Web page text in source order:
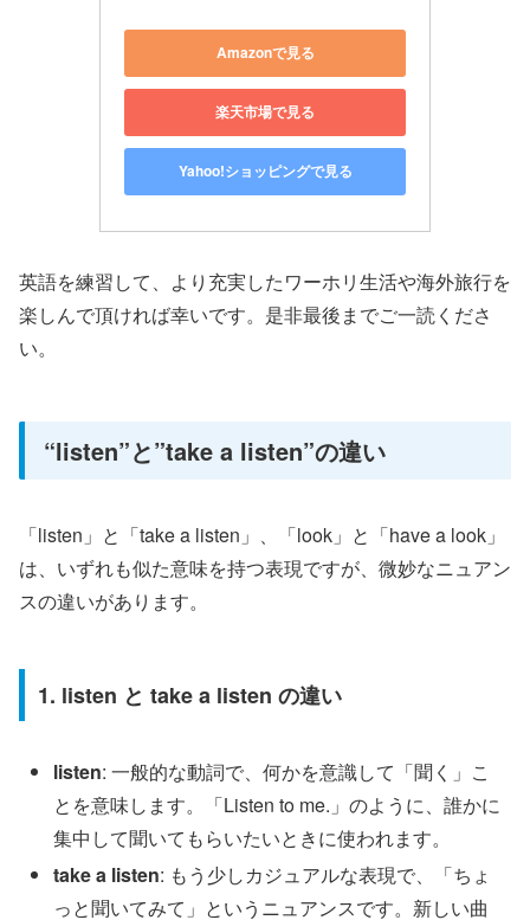
Amazonで見る
楽天市場で見る
Yahoo!ショッピングで見る
英語を練習して、より充実したワーホリ生活や海外旅行を
楽しんで頂ければ幸いです。是非最後までご一読くださ
い。
“listen”と”take a listen”の違い
「listen」と「take a listen」、「look」と「have a look」
は、いずれも似た意味を持つ表現ですが、微妙なニュアン
スの違いがあります。
1. listen と take a listen の違い
listen: 一般的な動詞で、何かを意識して「聞く」こ
とを意味します。「Listen to me.」のように、誰かに
集中して聞いてもらいたいときに使われます。
take a listen: もう少しカジュアルな表現で、「ちょ
っと聞いてみて」というニュアンスです。新しい曲